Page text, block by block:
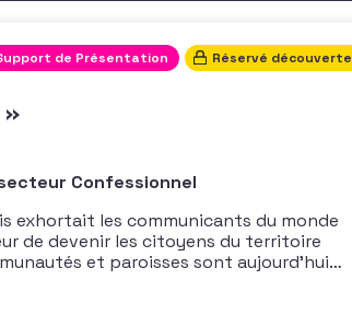
de Présentation Réservé découverte
Confessionnel
exhortait les communicants du monde
de devenir les citoyens du territoire
et paroisses sont aujourd’hui